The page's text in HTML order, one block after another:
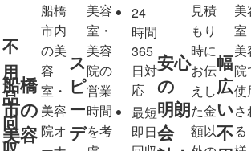
不
用
品
回
船橋
市の
美容
船橋
市内
の美
容
室・
美容
院オ
ス
ピ
ー
デ
美容
室・
美容
院の
営業
時間
を考
24
時間
365
日対
応
最短
即日
安心
の
明朗
会
見積
もり
時に
お伝
えし
た金
額以
回
収
量
料
金
目
安
（
税
込
幅
広
い
不
美
室
美
院
使
さ
る